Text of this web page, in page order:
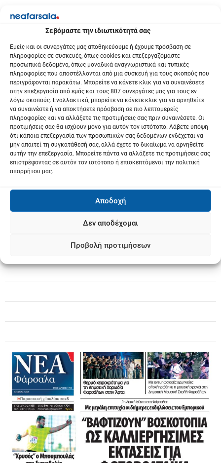
Σεβόμαστε την ιδιωτικότητά σας
Εμείς και οι συνεργάτες μας αποθηκεύουμε ή έχουμε πρόσβαση σε
πληροφορίες σε συσκευές, όπως cookies και επεξεργαζόμαστε
προσωπικά δεδομένα, όπως μοναδικά αναγνωριστικά και τυπικές
πληροφορίες που αποστέλλονται από μια συσκευή για τους σκοπούς που
περιγράφονται παρακάτω. Μπορείτε να κάνετε κλικ για να συναινέσετε
στην επεξεργασία από εμάς και τους 807 συνεργάτες μας για τους εν
λόγω σκοπούς. Εναλλακτικά, μπορείτε να κάνετε κλικ για να αρνηθείτε
να συναινέστε ή να αποκτήσετε πρόσβαση σε πιο λεπτομερείς
πληροφορίες και να αλλάξετε τις προτιμήσεις σας πριν συναινέσετε. Οι
προτιμήσεις σας θα ισχύουν μόνο για αυτόν τον ιστότοπο. Λάβετε υπόψη
ότι κάποια επεξεργασία των προσωπικών σας δεδομένων ενδέχεται να
μην απαιτεί τη συγκατάθεσή σας, αλλά έχετε το δικαίωμα να αρνηθείτε
αυτήν την επεξεργασία. Μπορείτε πάντα να αλλάξετε τις προτιμήσεις σας
επιστρέφοντας σε αυτόν τον ιστότοπο ή επισκεπτόμενοι την πολιτική
απορρήτου μας.
Αποδοχή
Δεν αποδέχομαι
Προβολή προτιμήσεων
ρ
θ
ρ
ω
ν